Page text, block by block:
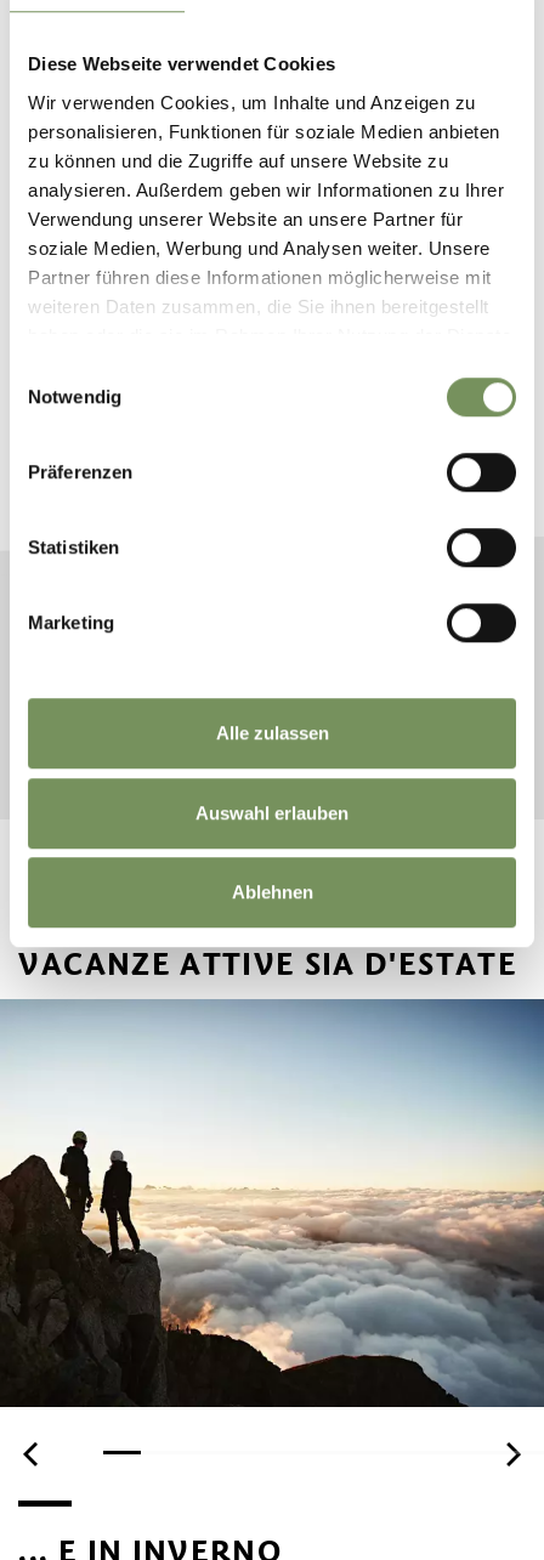
Diese Webseite verwendet Cookies
Wir verwenden Cookies, um Inhalte und Anzeigen zu
personalisieren, Funktionen für soziale Medien anbieten
zu können und die Zugriffe auf unsere Website zu
analysieren. Außerdem geben wir Informationen zu Ihrer
Verwendung unserer Website an unsere Partner für
soziale Medien, Werbung und Analysen weiter. Unsere
Partner führen diese Informationen möglicherweise mit
weiteren Daten zusammen, die Sie ihnen bereitgestellt
Notwendig
Präferenzen
Statistiken
Marketing
Alle zulassen
Auswahl erlauben
Ablehnen
ARRIVO
VACANZE ATTIVE SIA D'ESTATE
... E IN INVERNO